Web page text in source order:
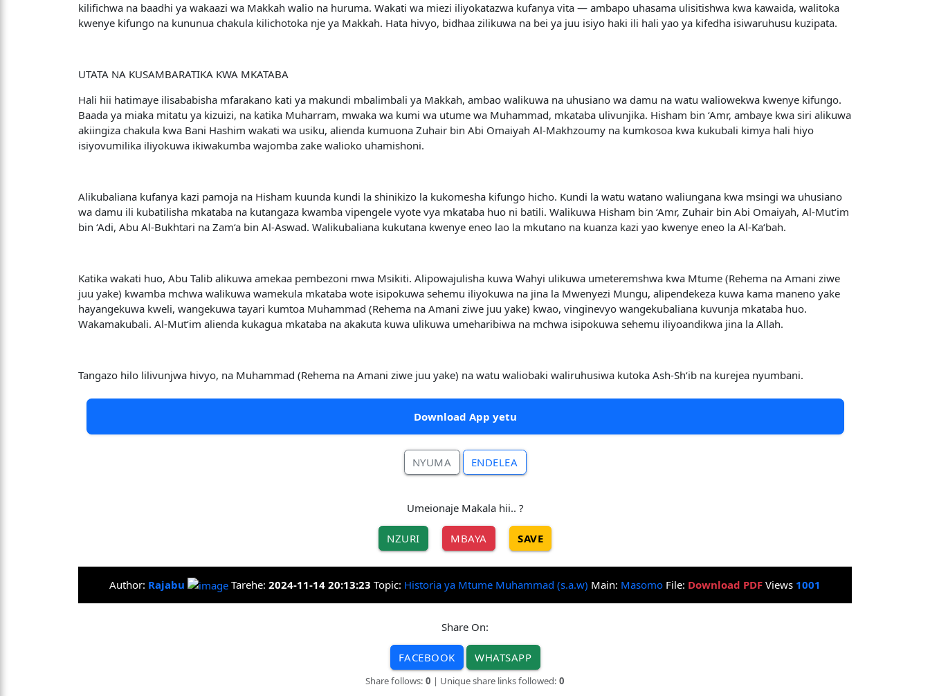
kilifichwa na baadhi ya wakaazi wa Makkah walio na huruma. Wakati wa miezi iliyokatazwa kufanya vita — ambapo uhasama ulisitishwa kwa kawaida, walitoka
kwenye kifungo na kununua chakula kilichotoka nje ya Makkah. Hata hivyo, bidhaa zilikuwa na bei ya juu isiyo haki ili hali yao ya kifedha isiwaruhusu kuzipata.
UTATA NA KUSAMBARATIKA KWA MKATABA
Hali hii hatimaye ilisababisha mfarakano kati ya makundi mbalimbali ya Makkah, ambao walikuwa na uhusiano wa damu na watu waliowekwa kwenye kifungo.
Baada ya miaka mitatu ya kizuizi, na katika Muharram, mwaka wa kumi wa utume wa Muhammad, mkataba ulivunjika. Hisham bin ‘Amr, ambaye kwa siri alikuwa
akiingiza chakula kwa Bani Hashim wakati wa usiku, alienda kumuona Zuhair bin Abi Omaiyah Al-Makhzoumy na kumkosoa kwa kukubali kimya hali hiyo
isiyovumilika iliyokuwa ikiwakumba wajomba zake walioko uhamishoni.
Alikubaliana kufanya kazi pamoja na Hisham kuunda kundi la shinikizo la kukomesha kifungo hicho. Kundi la watu watano waliungana kwa msingi wa uhusiano
wa damu ili kubatilisha mkataba na kutangaza kwamba vipengele vyote vya mkataba huo ni batili. Walikuwa Hisham bin ‘Amr, Zuhair bin Abi Omaiyah, Al-Mut‘im
bin ‘Adi, Abu Al-Bukhtari na Zam‘a bin Al-Aswad. Walikubaliana kukutana kwenye eneo lao la mkutano na kuanza kazi yao kwenye eneo la Al-Ka‘bah.
Katika wakati huo, Abu Talib alikuwa amekaa pembezoni mwa Msikiti. Alipowajulisha kuwa Wahyi ulikuwa umeteremshwa kwa Mtume (Rehema na Amani ziwe
juu yake) kwamba mchwa walikuwa wamekula mkataba wote isipokuwa sehemu iliyokuwa na jina la Mwenyezi Mungu, alipendekeza kuwa kama maneno yake
hayangekuwa kweli, wangekuwa tayari kumtoa Muhammad (Rehema na Amani ziwe juu yake) kwao, vinginevyo wangekubaliana kuvunja mkataba huo.
Wakamakubali. Al-Mut‘im alienda kukagua mkataba na akakuta kuwa ulikuwa umeharibiwa na mchwa isipokuwa sehemu iliyoandikwa jina la Allah.
Tangazo hilo lilivunjwa hivyo, na Muhammad (Rehema na Amani ziwe juu yake) na watu waliobaki waliruhusiwa kutoka Ash-Sh‘ib na kurejea nyumbani.
Download App yetu
NYUMA ENDELEA
Umeionaje Makala hii.. ?
NZURI MBAYA SAVE
Author: Rajabu Tarehe: 2024-11-14 20:13:23 Topic: Historia ya Mtume Muhammad (s.a.w) Main: Masomo File: Download PDF Views 1001
Share On:
FACEBOOK WHATSAPP
Share follows: 0 | Unique share links followed: 0